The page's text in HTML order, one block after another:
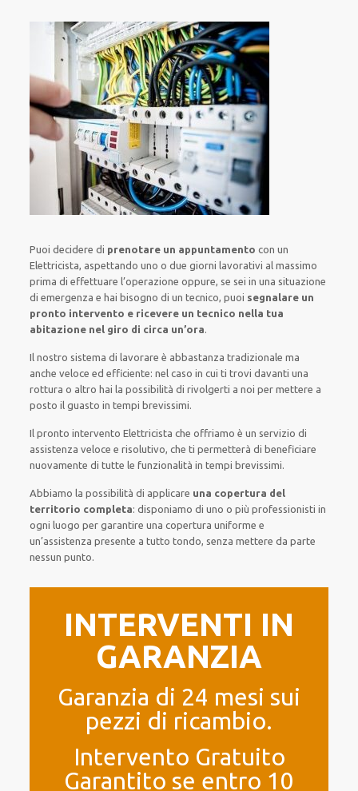
Puoi decidere di prenotare un appuntamento con un
Elettricista, aspettandouno o due giorni lavorativi al massimo
prima dieffettuare l’operazione oppure, se sei in una situazione
di emergenza e hai bisogno diun tecnico, puoi segnalare un
pronto intervento e ricevere un tecnico nella tua
abitazione nel giro di circa un’ora.
Il nostro sistema di lavorare è abbastanza tradizionale ma
anche veloce ed efficiente: nel caso in cuiti trovi davantiuna
rottura o altro hai la possibilità di rivolgerti a noi permettere a
posto ilguasto in tempi brevissimi.
Il pronto intervento Elettricistache offriamo èun servizio di
assistenza veloce e risolutivo, che tipermetterà di beneficiare
nuovamente di tutte le funzionalità in tempi brevissimi.
Abbiamo la possibilità di applicare una copertura del
territorio completa:disponiamo di uno o piùprofessionisti in
ogni luogo pergarantire una coperturauniforme e
un’assistenza presente atutto tondo, senzamettere da parte
nessun punto.
INTERVENTI IN
GARANZIA
Garanzia di 24 mesi sui
pezzi di ricambio.
Intervento Gratuito
Garantito se entro 10